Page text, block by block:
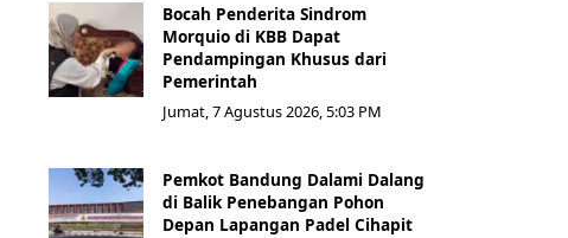
Bocah Penderita Sindrom
Morquio di KBB Dapat
Pendampingan Khusus dari
Pemerintah
Jumat, 7 Agustus 2026, 5:03 PM
Pemkot Bandung Dalami Dalang
di Balik Penebangan Pohon
Depan Lapangan Padel Cihapit